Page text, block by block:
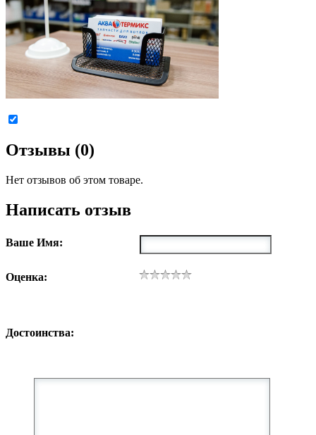
Отзывы (0)
Нет отзывов об этом товаре.
Написать отзыв
Ваше Имя:
Оценка:
Достоинства: